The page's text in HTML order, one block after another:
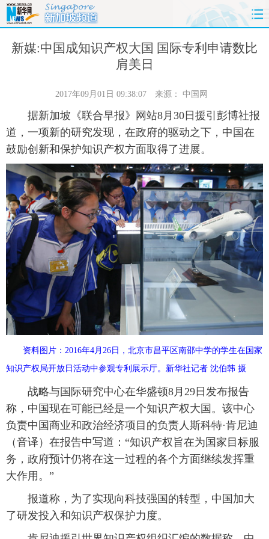
首页 时政 国际 财经
港澳 台湾 华人 汽车
科技 能源 房产 公司
图片 视频 彩票 食品
旅游 健康 信息化 数据
金融 公益 军事 无人机
富媒体 摄影 新华广播
新华电视中文 新华电视英文 返回PC
新媒:中国成知识产权大国 国际专利申请数比
肩美日
2017年09月01日 09:38:07 来源： 中国网
据新加坡《联合早报》网站8月30日援引彭博社报
道，一项新的研究发现，在政府的驱动之下，中国在
鼓励创新和保护知识产权方面取得了进展。
资料图片：2016年4月26日，北京市昌平区南邵中学的学生在国家
知识产权局开放日活动中参观专利展示厅。新华社记者 沈伯韩 摄
战略与国际研究中心在华盛顿8月29日发布报告
称，中国现在可能已经是一个知识产权大国。该中心
负责中国商业和政治经济项目的负责人斯科特·肯尼迪
（音译）在报告中写道：“知识产权旨在为国家目标服
务，政府预计仍将在这一过程的各个方面继续发挥重
大作用。”
报道称，为了实现向科技强国的转型，中国加大
了研发投入和知识产权保护力度。